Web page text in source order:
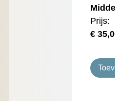
Prijs:
€